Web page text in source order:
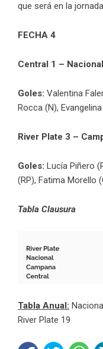
que será en la
FECHA 4
Central 1 –
Goles: Valentina
Rocca (N),
River Plate 3 –
Goles: Lucía Piñero
(RP), Fatima Morello
Tabla Clausura
Tabla Anual:
River Plate 19